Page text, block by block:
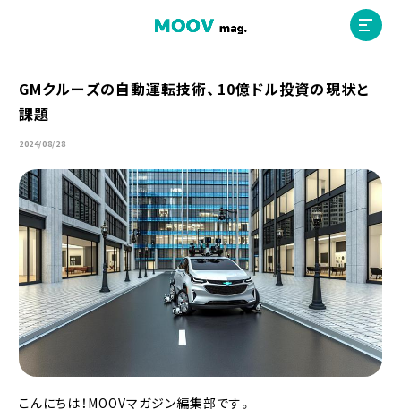
ホーム
運営会社
MOOVマガジン利用規約
お問合せ
人材募集
GMクルーズの自動運転技術、10億ドル投資の現状と
課題
2024/08/28
こんにちは！MOOVマガジン編集部です。